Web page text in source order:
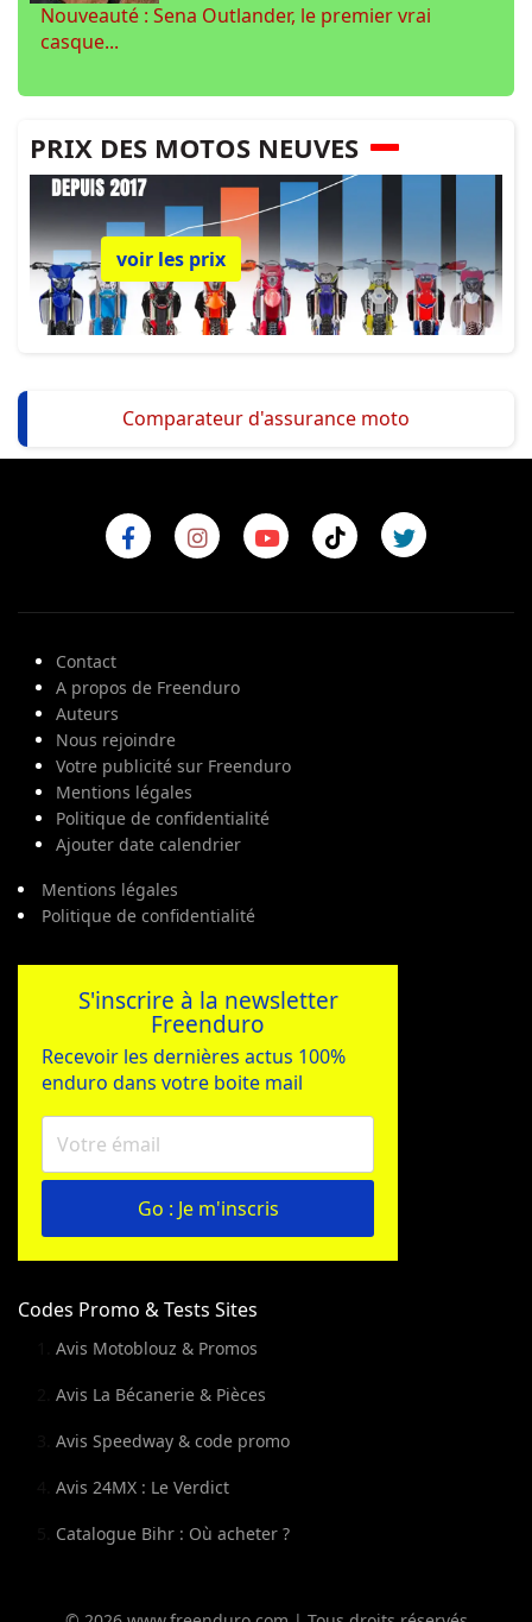
Nouveauté : Sena Outlander, le premier vrai
casque...
PRIX DES MOTOS NEUVES
voir les prix
Comparateur d'assurance moto
Contact
A propos de Freenduro
Auteurs
Nous rejoindre
Votre publicité sur Freenduro
Mentions légales
Politique de confidentialité
Ajouter date calendrier
Mentions légales
Politique de confidentialité
S'inscrire à la newsletter
Freenduro
Recevoir les dernières actus 100%
enduro dans votre boite mail
Go : Je m'inscris
Codes Promo & Tests Sites
Avis Motoblouz & Promos
Avis La Bécanerie & Pièces
Avis Speedway & code promo
Avis 24MX : Le Verdict
Catalogue Bihr : Où acheter ?